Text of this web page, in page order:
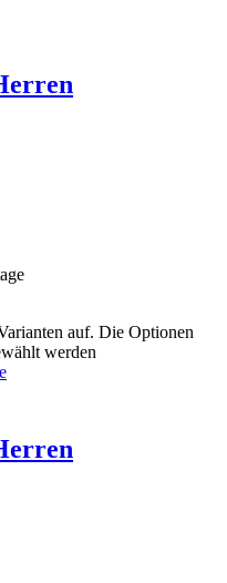
auf. Die Optionen
werden